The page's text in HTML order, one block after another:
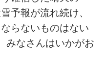
予報が流れ続け、
らないものはない
みなさんはいかがお